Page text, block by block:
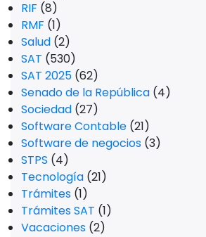
RIF (8)
RMF (1)
Salud (2)
SAT (530)
SAT 2025 (62)
Senado de la República (4)
Sociedad (27)
Software Contable (21)
Software de negocios (3)
STPS (4)
Tecnología (21)
Trámites (1)
Trámites SAT (1)
Vacaciones (2)